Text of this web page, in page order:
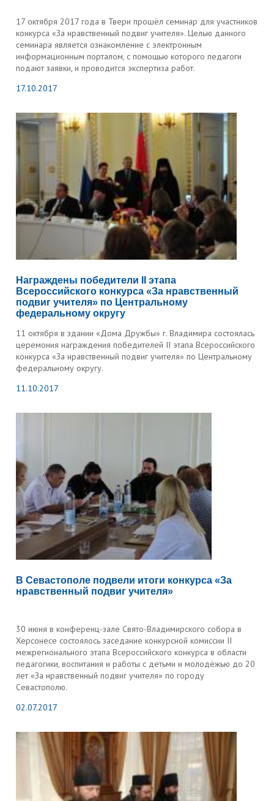
17 октября 2017 года в Твери прошёл семинар для участников
конкурса «За нравственный подвиг учителя». Целью данного
семинара является ознакомление с электронным
информационным порталом, с помощью которого педагоги
подают заявки, и проводится экспертиза работ.
17.10.2017
Награждены победители II этапа
Всероссийского конкурса «За нравственный
подвиг учителя» по Центральному
федеральному округу
11 октября в здании «Дома Дружбы» г. Владимира состоялась
церемония награждения победителей II этапа Всероссийского
конкурса «За нравственный подвиг учителя» по Центральному
федеральному округу.
11.10.2017
В Севастополе подвели итоги конкурса «За
нравственный подвиг учителя»
30 июня в конференц-зале Свято-Владимирского собора в
Херсонесе состоялось заседание конкурсной комиссии II
межрегионального этапа Всероссийского конкурса в области
педагогики, воспитания и работы с детьми и молодёжью до 20
лет «За нравственный подвиг учителя» по городу
Севастополю.
02.07.2017